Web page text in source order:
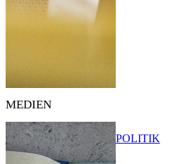
MEDIEN
POLITIK